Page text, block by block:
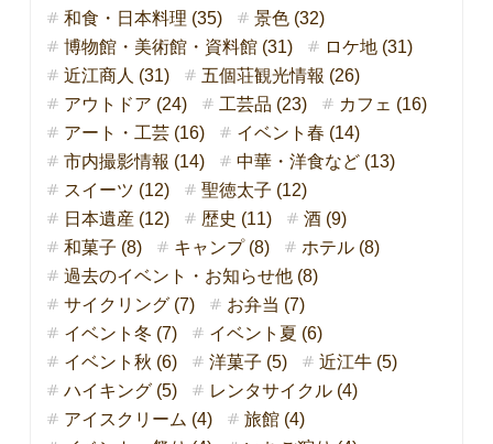
和食・日本料理 (35)
景色 (32)
博物館・美術館・資料館 (31)
ロケ地 (31)
近江商人 (31)
五個荘観光情報 (26)
アウトドア (24)
工芸品 (23)
カフェ (16)
アート・工芸 (16)
イベント春 (14)
市内撮影情報 (14)
中華・洋食など (13)
スイーツ (12)
聖徳太子 (12)
日本遺産 (12)
歴史 (11)
酒 (9)
和菓子 (8)
キャンプ (8)
ホテル (8)
過去のイベント・お知らせ他 (8)
サイクリング (7)
お弁当 (7)
イベント冬 (7)
イベント夏 (6)
イベント秋 (6)
洋菓子 (5)
近江牛 (5)
ハイキング (5)
レンタサイクル (4)
アイスクリーム (4)
旅館 (4)